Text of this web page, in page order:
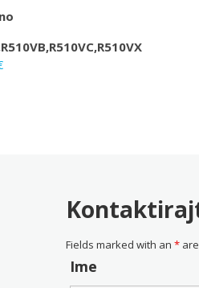
Trenutna
Fields marked with an*
Ime